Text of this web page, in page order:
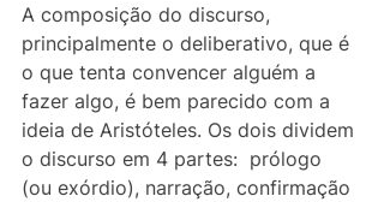
A composição do discurso,
principalmente o deliberativo, que é
o que tenta convencer alguém a
fazer algo, é bem parecido com a
ideia de Aristóteles. Os dois dividem
o discurso em 4 partes:  prólogo
(ou exórdio), narração, confirmação